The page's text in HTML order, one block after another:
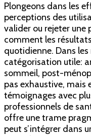
Plongeons dans les
perceptions des
valider ou rejeter une
comment les
quotidienne. Dans
catégorisation utile:
sommeil, post-
pas exhaustive, mais
témoignages avec
professionnels de
offre une trame
peut s’intégrer dans